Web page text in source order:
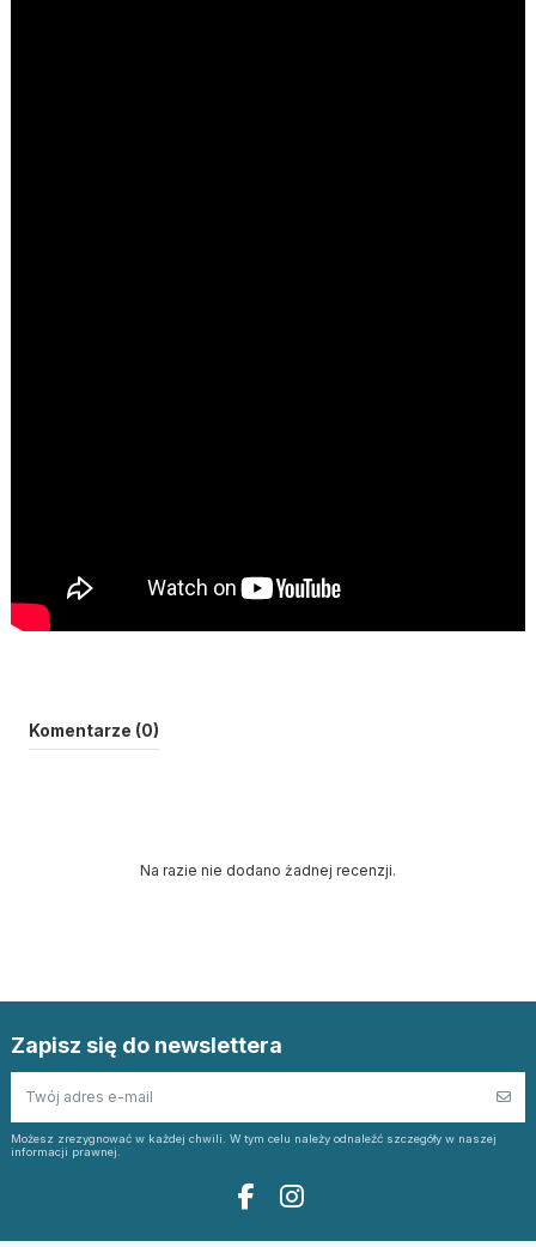
Komentarze (0)
Na razie nie dodano żadnej recenzji.
Zapisz się do newslettera
Możesz zrezygnować w każdej chwili. W tym celu należy odnaleźć szczegóły w naszej
informacji prawnej.